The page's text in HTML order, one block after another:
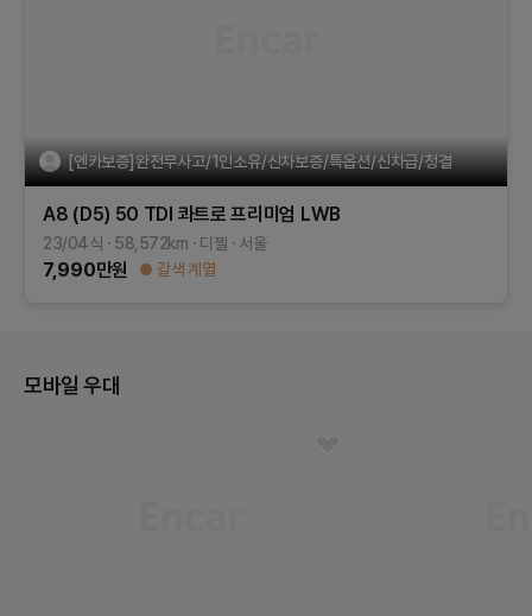
[엔카보증]완전무사고/1인소유/신차보증/특옵션/신차급/청결
A8 (D5) 50 TDI 콰트로 프리미엄 LWB
23/04식 58,572km 디젤 서울
7,990만원 갈색 계열
모바일 우대